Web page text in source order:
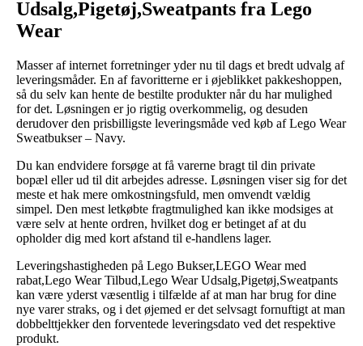
Udsalg,Pigetøj,Sweatpants fra Lego
Wear
Masser af internet forretninger yder nu til dags et bredt udvalg af
leveringsmåder. En af favoritterne er i øjeblikket pakkeshoppen,
så du selv kan hente de bestilte produkter når du har mulighed
for det. Løsningen er jo rigtig overkommelig, og desuden
derudover den prisbilligste leveringsmåde ved køb af Lego Wear
Sweatbukser – Navy.
Du kan endvidere forsøge at få varerne bragt til din private
bopæl eller ud til dit arbejdes adresse. Løsningen viser sig for det
meste et hak mere omkostningsfuld, men omvendt vældig
simpel. Den mest letkøbte fragtmulighed kan ikke modsiges at
være selv at hente ordren, hvilket dog er betinget af at du
opholder dig med kort afstand til e-handlens lager.
Leveringshastigheden på Lego Bukser,LEGO Wear med
rabat,Lego Wear Tilbud,Lego Wear Udsalg,Pigetøj,Sweatpants
kan være yderst væsentlig i tilfælde af at man har brug for dine
nye varer straks, og i det øjemed er det selvsagt fornuftigt at man
dobbelttjekker den forventede leveringsdato ved det respektive
produkt.